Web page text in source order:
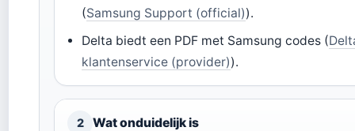
(Samsung Support (official)).
Delta biedt een PDF met Samsung codes (
klantenservice (provider)).
2 Wat onduidelijk is